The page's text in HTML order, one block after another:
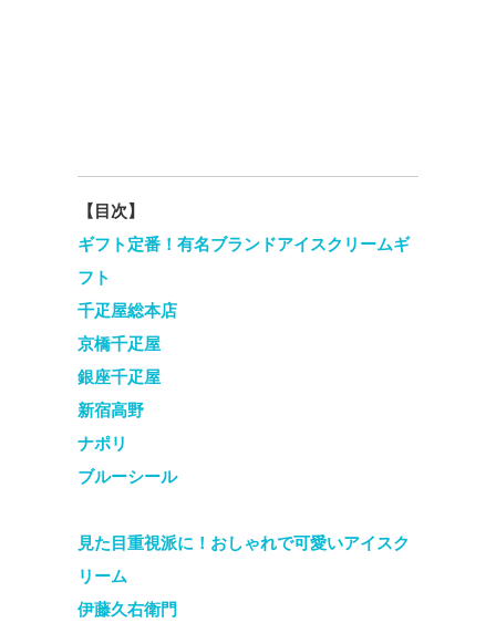
【目次】
ギフト定番！有名ブランドアイスクリームギ
フト
千疋屋総本店
京橋千疋屋
銀座千疋屋
新宿高野
ナポリ
ブルーシール
見た目重視派に！おしゃれで可愛いアイスク
リーム
伊藤久右衛門